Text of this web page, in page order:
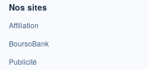
Nos sites
Affiliation
BoursoBank
Publicité